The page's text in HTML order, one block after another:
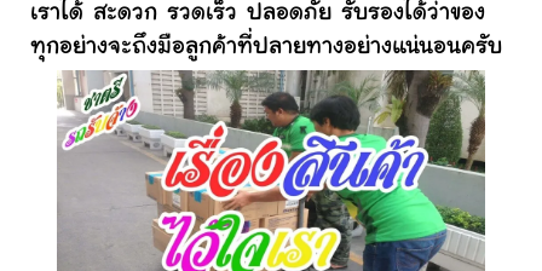
เราได้ สะดวก รวดเร็ว ปลอดภัย รับรองได้ว่าของ
ทุกอย่างจะถึงมือลูกค้าที่ปลายทางอย่างแน่นอนครับ